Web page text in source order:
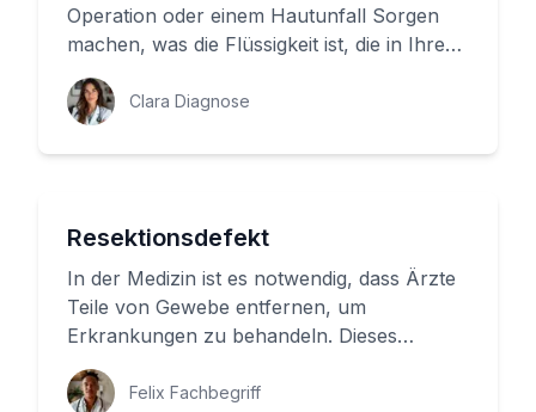
Operation oder einem Hautunfall Sorgen
machen, was die Flüssigkeit ist, die in Ihrer
Wunde sammelt, haben Mediz...
Clara Diagnose
Resektionsdefekt
In der Medizin ist es notwendig, dass Ärzte
Teile von Gewebe entfernen, um
Erkrankungen zu behandeln. Dieses
Entfernen von Gewebe wird als Resektion
b...
Felix Fachbegriff